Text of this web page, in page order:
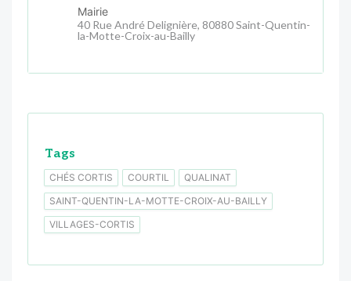
Mairie
40 Rue André Delignière, 80880 Saint-Quentin-
la-Motte-Croix-au-Bailly
Tags
CHÉS CORTIS COURTIL
QUALINAT
SAINT-QUENTIN-LA-MOTTE-CROIX-AU-BAILLY
VILLAGES-CORTIS